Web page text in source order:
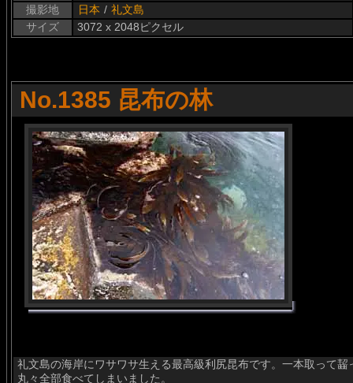
撮影地
日本 / 礼文島
サイズ
3072 x 2048ピクセル
No.1385 昆布の林
礼文島の海岸にワサワサ生える最高級利尻昆布です。一本取って
丸々全部食べてしまいました。